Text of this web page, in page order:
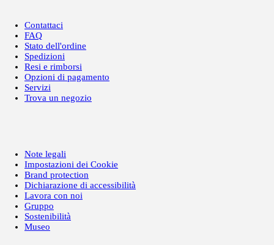
Contattaci
FAQ
Stato dell'ordine
Spedizioni
Resi e rimborsi
Opzioni di pagamento
Servizi
Trova un negozio
Note legali
Impostazioni dei Cookie
Brand protection
Dichiarazione di accessibilità
Lavora con noi
Gruppo
Sostenibilità
Museo